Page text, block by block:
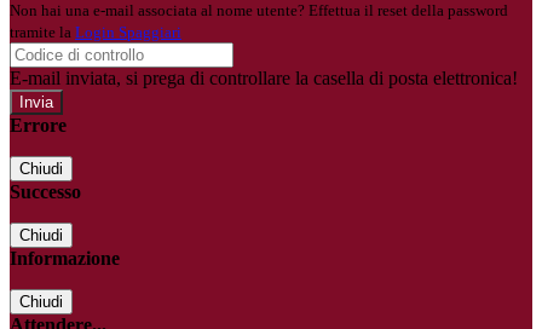
Non hai una e-mail associata al nome utente? Effettua il reset della password
tramite la Login Spaggiari
E-mail inviata, si prega di controllare la casella di posta elettronica!
Errore
Chiudi
Successo
Chiudi
Informazione
Chiudi